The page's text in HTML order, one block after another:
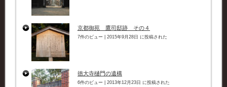
京都御苑 鷹司邸跡 その４
7件のビュー 2015年9月28日 に投稿された
徳大寺樋門の遺構
6件のビュー 2013年12月23日 に投稿された